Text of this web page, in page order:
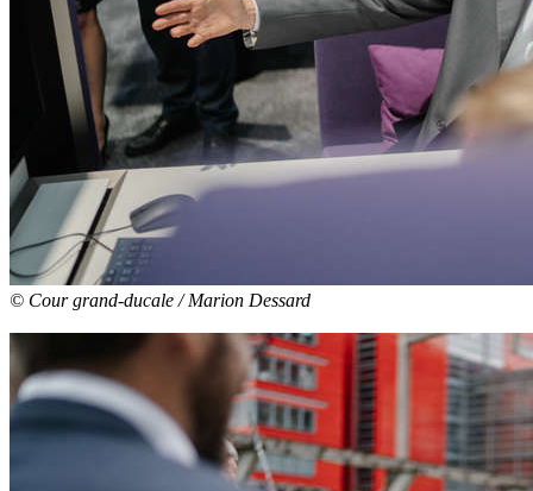
© Cour grand-ducale / Marion Dessard